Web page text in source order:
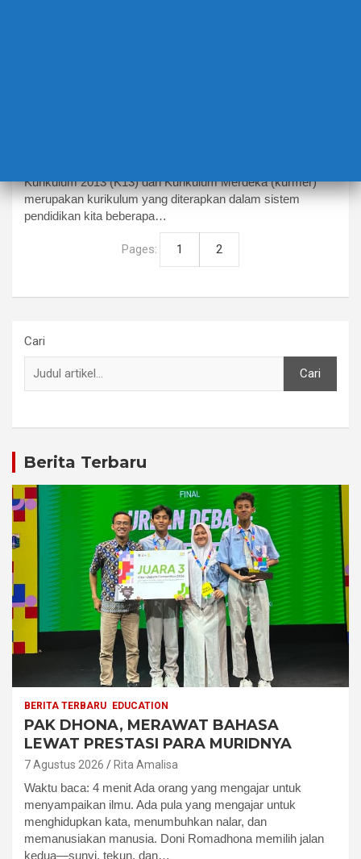
Kurikulum 2013 (K13) dan Kurikulum Merdeka (kurmer)
merupakan kurikulum yang diterapkan dalam sistem
pendidikan kita beberapa…
Pages: 1 2
Cari
Cari
Berita Terbaru
BERITA TERBARU EDUCATION
PAK DHONA, MERAWAT BAHASA
LEWAT PRESTASI PARA MURIDNYA
7 Agustus 2026 Rita Amalisa
Waktu baca: 4 menit Ada orang yang mengajar untuk
menyampaikan ilmu. Ada pula yang mengajar untuk
menghidupkan kata, menumbuhkan nalar, dan
memanusiakan manusia. Doni Romadhona memilih jalan
kedua—sunyi, tekun, dan…